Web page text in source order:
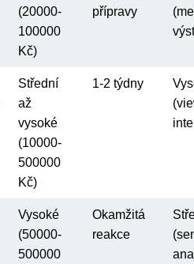
(20000-
100000
Kč)
přípravy
Střední
až
vysoké
(10000-
500000
Kč)
1-2 týdny
Vysoké
(50000-
500000
Okamžitá
reakce